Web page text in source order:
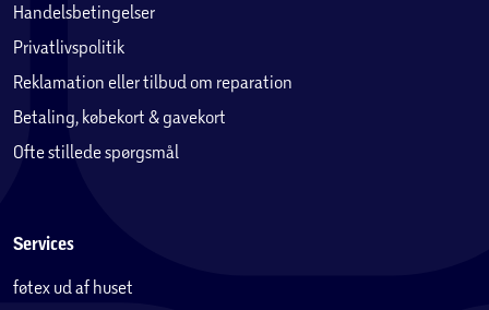
Handelsbetingelser
Privatlivspolitik
Reklamation eller tilbud om reparation
Betaling, købekort & gavekort
Ofte stillede spørgsmål
Services
føtex ud af huset